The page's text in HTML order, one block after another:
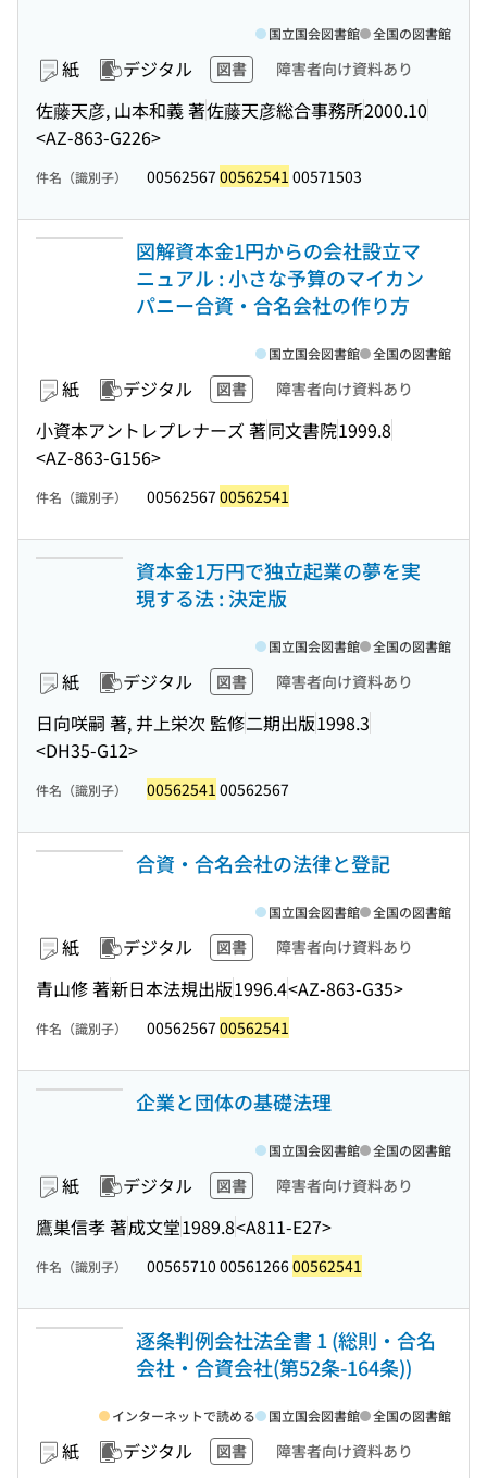
紙 デジタル 図書 障害者向け資料あり
佐藤天彦, 山本和義 著佐藤天彦総合事務所2000.10
<AZ-863-G226>
国立国会図書館 全国の図書館
件名（識別子） 00562567 00562541 00571503
図解資本金1円からの会社設立マ
ニュアル : 小さな予算のマイカン
パニー合資・合名会社の作り方
紙 デジタル 図書 障害者向け資料あり
小資本アントレプレナーズ 著同文書院1999.8
<AZ-863-G156>
国立国会図書館 全国の図書館
件名（識別子） 00562567 00562541
資本金1万円で独立起業の夢を実
現する法 : 決定版
紙 デジタル 図書 障害者向け資料あり
日向咲嗣 著, 井上栄次 監修二期出版1998.3
<DH35-G12>
国立国会図書館 全国の図書館
件名（識別子） 00562541 00562567
合資・合名会社の法律と登記
紙 デジタル 図書 障害者向け資料あり
青山修 著新日本法規出版1996.4<AZ-863-G35>
国立国会図書館 全国の図書館
件名（識別子） 00562567 00562541
企業と団体の基礎法理
紙 デジタル 図書 障害者向け資料あり
鷹巣信孝 著成文堂1989.8<A811-E27>
国立国会図書館 全国の図書館
件名（識別子） 00565710 0056126600562541
逐条判例会社法全書 1 (総則・合名
会社・合資会社(第52条-164条))
紙 デジタル 図書 障害者向け資料あり
インターネットで読める 国立国会図書館 全国の図書館